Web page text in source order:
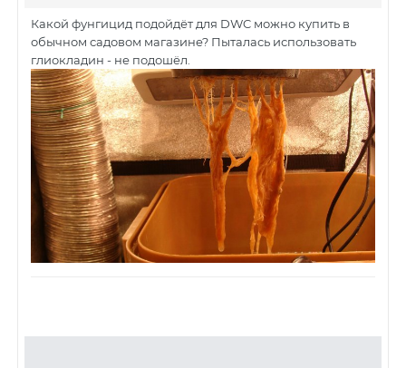
Какой фунгицид подойдёт для DWC можно купить в
обычном садовом магазине? Пыталась использовать
глиокладин - не подошёл.